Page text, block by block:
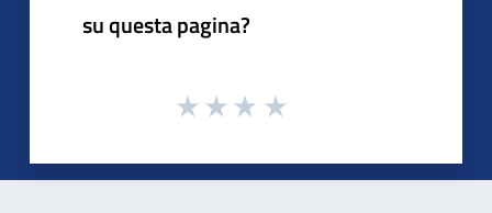
su questa pagina?